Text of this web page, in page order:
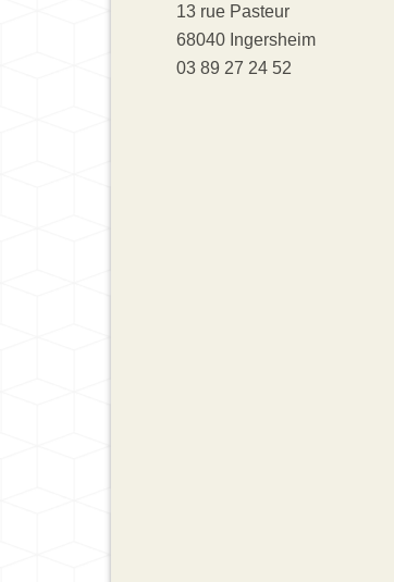
13 rue Pasteur
68040 Ingersheim
03 89 27 24 52